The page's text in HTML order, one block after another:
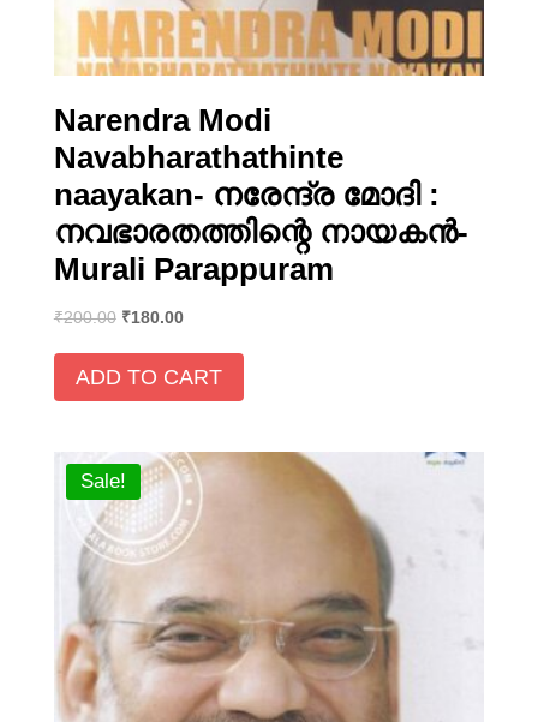
Narendra Modi
Navabharathathinte
naayakan- നരേന്ദ്ര മോദി :
നവഭാരതത്തിന്റെ നായകന്‍-
Murali Parappuram
₹200.00 ₹180.00
ADD TO CART
Sale!